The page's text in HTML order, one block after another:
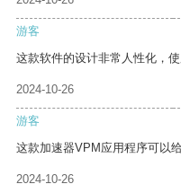
游客
这款软件的设计非常人性化，使
2024-10-26
游客
这款加速器VPM应用程序可以
2024-10-26